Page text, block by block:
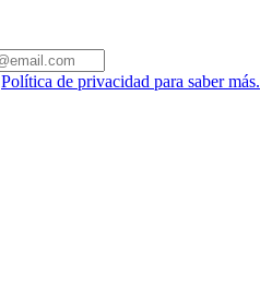
Política de privacidad para saber más.